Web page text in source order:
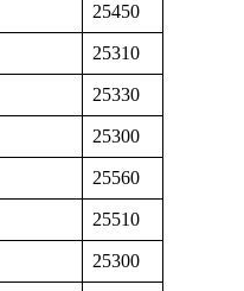
25450
25310
25330
25300
25560
25510
25300